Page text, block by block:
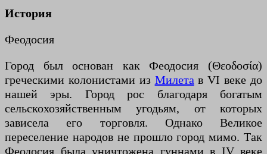
История
Феодосия
Город был основан как Феодосия (Θεοδοσία)
греческими колонистами из Милета в VI веке до
нашей эры. Город рос благодаря богатым
сельскохозяйственным угодьям, от которых
зависела его торговля. Однако Великое
переселение народов не прошло город мимо. Так
Феодосия была уничтожена гуннами в IV веке